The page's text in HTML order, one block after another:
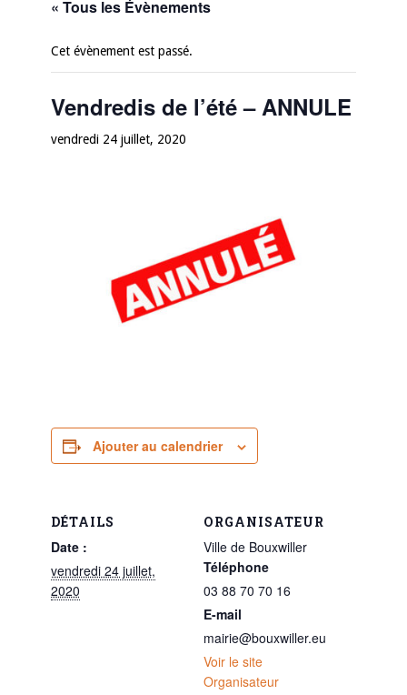
« Tous les Évènements
Cet évènement est passé.
Vendredis de l’été – ANNULE
vendredi 24 juillet, 2020
Ajouter au calendrier
DÉTAILS
Date :
vendredi 24 juillet,
2020
ORGANISATEUR
Ville de Bouxwiller
Téléphone
03 88 70 70 16
E-mail
mairie@bouxwiller.eu
Voir le site
Organisateur